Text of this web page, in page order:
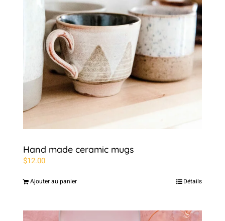
Hand made ceramic mugs
$12.00
Ajouter au panier Détails